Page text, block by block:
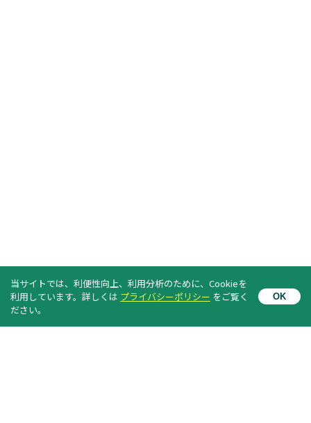
News Letter のご案内
メールアドレスを登録すると、
当サイトでは、利便性向上、利用分析のために、Cookieを
利用しています。詳しくは プライバシーポリシー をご覧く
ださい。
OK